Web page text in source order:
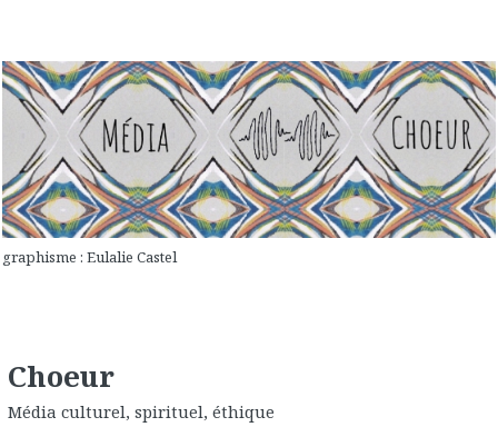
graphisme : Eulalie Castel
Choeur
Média culturel, spirituel, éthique